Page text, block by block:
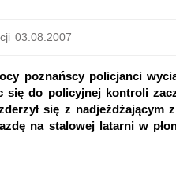
03.08.2007
poznańscy policjanci
się do policyjnej kontroli
się z nadjeżdżającym
na stalowej latarni w